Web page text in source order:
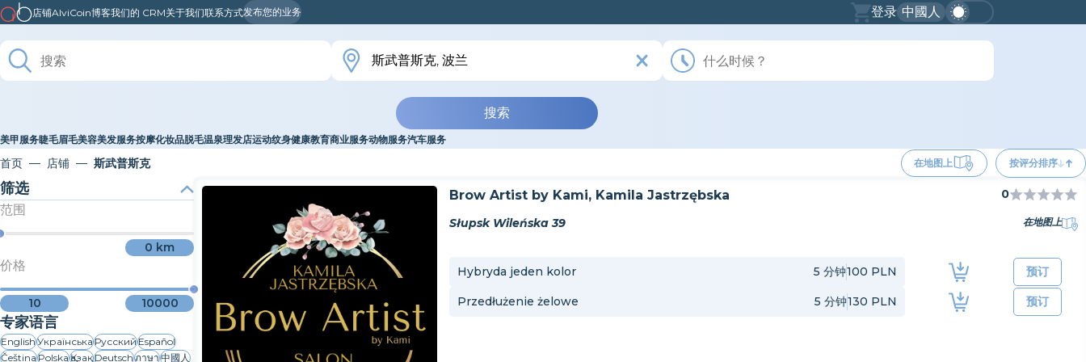
店铺AlviCoin博客我们的 CRM关于我们联系方式发布您的业务 登录 中國人
搜索
美甲服务睫毛眉毛美容美发服务按摩化妆品脱毛温泉理发店运动纹身健康教育商业服务动物服务汽车服务
首页 店铺 斯武普斯克 在地图上 按评分排序
筛选
范围
0 km
价格
10 10000
专家语言
EnglishУкраїнськаРусскийEspañol
ČeštinaPolskaҚазақDeutschภาษา中國人
Brow Artist by Kami, Kamila Jastrzębska
Słupsk Wileńska 39 在地图上
Hybryda jeden kolor 5 分钟100 PLN 预订
Przedłużenie żelowe 5 分钟130 PLN 预订
0